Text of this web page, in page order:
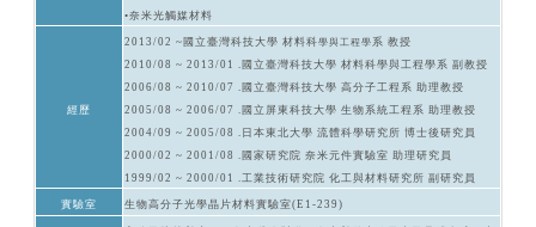
•奈米光觸媒材料
經歷
2013/02 ~國立臺灣科技大學 材料科學與工程學 系 教授
2010/08 ~ 2013/01 .國立臺灣科技大學 材料科學與工程學系 副教授
2006/08 ~ 2010/07 .國立臺灣科技大學 高分子工程系 助理教授
2005/08 ~ 2006/07 .國立屏東科技大學 生物系統工程系 助理教授
2004/09 ~ 2005/08 .日本東北大學 流體科學研究所 博士後研究員
2000/02 ~ 2001/08 .國家研究院 奈米元件實驗室 助理研究員
1999/02 ~ 2000/01 .工業技術研究院 化工與材料研究所 副研究員
實驗室 生物高分子光學晶片材料實驗室(E1-239)